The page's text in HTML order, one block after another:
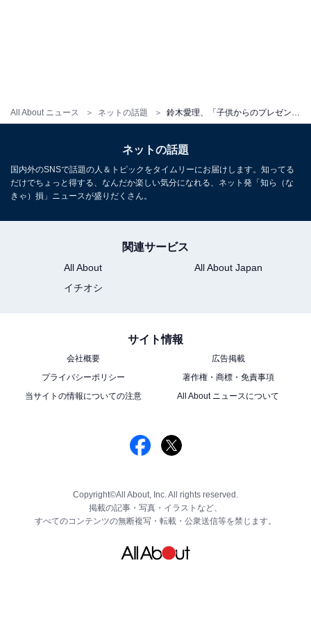
All About ニュース ネットの話題
ネットの話題
国内外のSNSで話題の人＆トピックをタイムリーにお届けします。知ってる
だけでちょっと得する、なんだか楽しい気分になれる、ネット発「知ら（な
きゃ）損」ニュースが盛りだくさん。
関連サービス
All About
All About Japan
イチオシ
サイト情報
会社概要
広告掲載
プライバシーポリシー
著作権・商標・免責事項
当サイトの情報についての注意
All About ニュースについて
Copyright©All About, Inc. All rights reserved.
掲載の記事・写真・イラストなど、
すべてのコンテンツの無断複写・転載・公衆送信等を禁じます。